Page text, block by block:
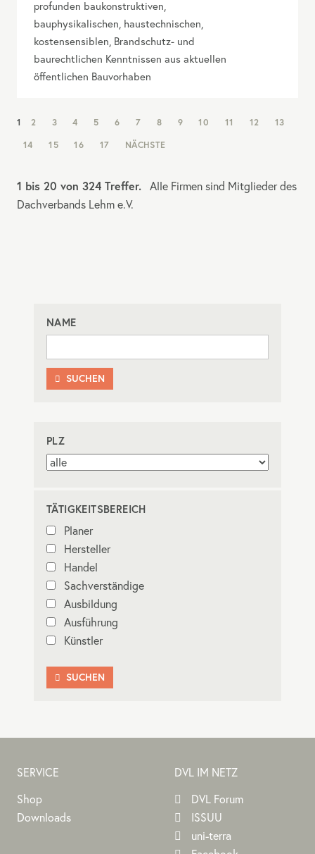
profunden baukonstruktiven,
bauphysikalischen, haustechnischen,
kostensensiblen, Brandschutz- und
baurechtlichen Kenntnissen aus aktuellen
öffentlichen Bauvorhaben
NAV:
1 2 3 4 5 6 7 8 9 10 11 12
13
14
15 16 17 NÄCHSTE
1 bis 20 von 324 Treffer. Alle Firmen sind Mitglieder des
Dachverbands Lehm e.V.
NAME
 SUCHEN
PLZ
TÄTIGKEITSBEREICH
Planer
Hersteller
Handel
Sachverständige
Ausbildung
Ausführung
Künstler
 SUCHEN
SERVICE
Shop
Downloads
DVL IM NETZ
DVL Forum
ISSUU
uni-terra